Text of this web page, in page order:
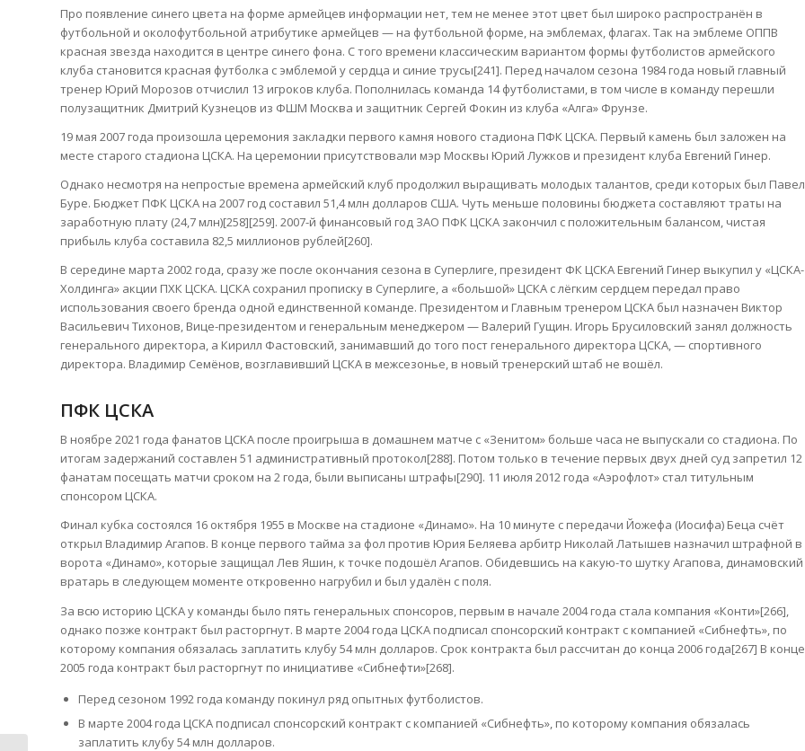
Про появление синего цвета на форме армейцев информации нет, тем не менее этот цвет был широко распространён в
футбольной и околофутбольной атрибутике армейцев — на футбольной форме, на эмблемах, флагах. Так на эмблеме ОППВ
красная звезда находится в центре синего фона. С того времени классическим вариантом формы футболистов армейского
клуба становится красная футболка с эмблемой у сердца и синие трусы[241]. Перед началом сезона 1984 года новый главный
тренер Юрий Морозов отчислил 13 игроков клуба. Пополнилась команда 14 футболистами, в том числе в команду перешли
полузащитник Дмитрий Кузнецов из ФШМ Москва и защитник Сергей Фокин из клуба «Алга» Фрунзе.
19 мая 2007 года произошла церемония закладки первого камня нового стадиона ПФК ЦСКА. Первый камень был заложен на
месте старого стадиона ЦСКА. На церемонии присутствовали мэр Москвы Юрий Лужков и президент клуба Евгений Гинер.
Однако несмотря на непростые времена армейский клуб продолжил выращивать молодых талантов, среди которых был Павел
Буре. Бюджет ПФК ЦСКА на 2007 год составил 51,4 млн долларов США. Чуть меньше половины бюджета составляют траты на
заработную плату (24,7 млн)[258][259]. 2007-й финансовый год ЗАО ПФК ЦСКА закончил с положительным балансом, чистая
прибыль клуба составила 82,5 миллионов рублей[260].
В середине марта 2002 года, сразу же после окончания сезона в Суперлиге, президент ФК ЦСКА Евгений Гинер выкупил у «ЦСКА-
Холдинга» акции ПХК ЦСКА. ЦСКА сохранил прописку в Суперлиге, а «большой» ЦСКА с лёгким сердцем передал право
использования своего бренда одной единственной команде. Президентом и Главным тренером ЦСКА был назначен Виктор
Васильевич Тихонов, Вице-президентом и генеральным менеджером — Валерий Гущин. Игорь Брусиловский занял должность
генерального директора, а Кирилл Фастовский, занимавший до того пост генерального директора ЦСКА, — спортивного
директора. Владимир Семёнов, возглавивший ЦСКА в межсезонье, в новый тренерский штаб не вошёл.
ПФК ЦСКА
В ноябре 2021 года фанатов ЦСКА после проигрыша в домашнем матче с «Зенитом» больше часа не выпускали со стадиона. По
итогам задержаний составлен 51 административный протокол[288]. Потом только в течение первых двух дней суд запретил 12
фанатам посещать матчи сроком на 2 года, были выписаны штрафы[290]. 11 июля 2012 года «Аэрофлот» стал титульным
спонсором ЦСКА.
Финал кубка состоялся 16 октября 1955 в Москве на стадионе «Динамо». На 10 минуте с передачи Йожефа (Иосифа) Беца счёт
открыл Владимир Агапов. В конце первого тайма за фол против Юрия Беляева арбитр Николай Латышев назначил штрафной в
ворота «Динамо», которые защищал Лев Яшин, к точке подошёл Агапов. Обидевшись на какую-то шутку Агапова, динамовский
вратарь в следующем моменте откровенно нагрубил и был удалён с поля.
За всю историю ЦСКА у команды было пять генеральных спонсоров, первым в начале 2004 года стала компания «Конти»[266],
однако позже контракт был расторгнут. В марте 2004 года ЦСКА подписал спонсорский контракт с компанией «Сибнефть», по
которому компания обязалась заплатить клубу 54 млн долларов. Срок контракта был рассчитан до конца 2006 года[267] В конце
2005 года контракт был расторгнут по инициативе «Сибнефти»[268].
Перед сезоном 1992 года команду покинул ряд опытных футболистов.
В марте 2004 года ЦСКА подписал спонсорский контракт с компанией «Сибнефть», по которому компания обязалась
заплатить клубу 54 млн долларов.